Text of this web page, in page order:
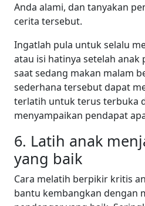
Anda alami, dan tanyakan
cerita tersebut.
Ingatlah pula untuk selalu
atau isi hatinya setelah anak
saat sedang makan malam
sederhana tersebut dapat
terlatih untuk terus terbuka
menyampaikan pendapat
6. Latih anak
yang baik
Cara melatih berpikir kritis
bantu kembangkan dengan